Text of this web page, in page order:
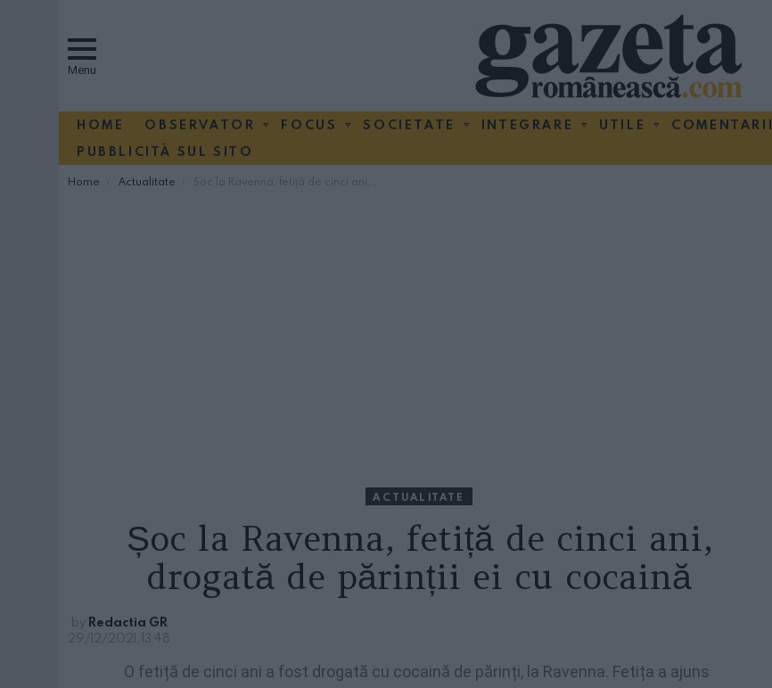
Menu
HOME OBSERVATOR FOCUS SOCIETATE INTEGRARE UTILE COMENTARII
PUBBLICITÀ SUL SITO
You are here:
Home Actualitate Șoc la Ravenna, fetiță de cinci ani, drogată de părinții ei cu cocaină
ACTUALITATE
Șoc la Ravenna, fetiță de cinci ani,
drogată de părinții ei cu cocaină
by Redactia GR
29/12/2021, 13:48
O fetiță de cinci ani a fost drogată cu cocaină de părinți, la Ravenna. Fetița a ajuns